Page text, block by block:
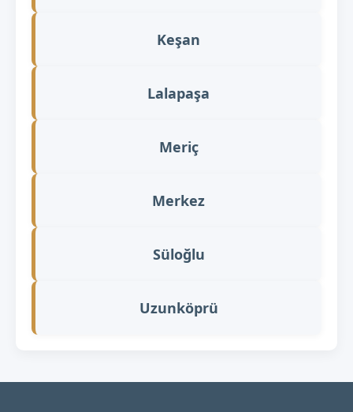
Keşan
Lalapaşa
Meriç
Merkez
Süloğlu
Uzunköprü